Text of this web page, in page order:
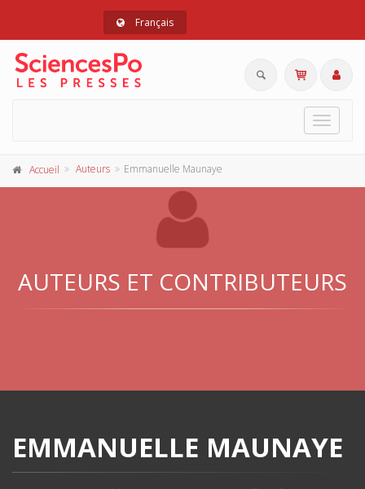
Français
Toggle
Accueil Auteurs Emmanuelle Maunaye
AUTEURS ET CONTRIBUTEURS
EMMANUELLE MAUNAYE